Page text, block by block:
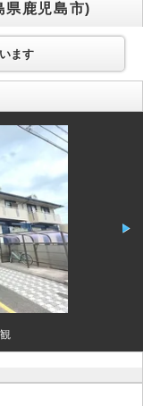
県鹿児島市)
ます